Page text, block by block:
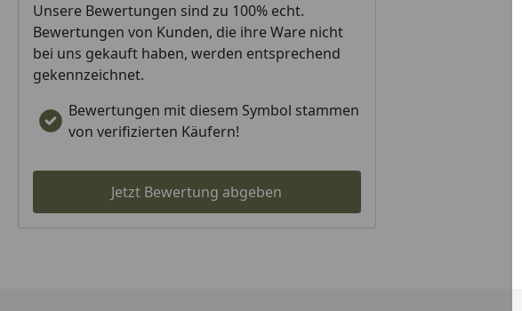
Unsere Bewertungen sind zu 100% echt.
Bewertungen von Kunden, die ihre Ware nicht
bei uns gekauft haben, werden entsprechend
gekennzeichnet.
Bewertungen mit diesem Symbol stammen
von verifizierten Käufern!
Jetzt Bewertung abgeben